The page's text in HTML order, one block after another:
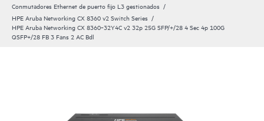
Conmutadores Ethernet de puerto fijo L3 gestionados
HPE Aruba Networking CX 8360 v2 Switch Series
HPE Aruba Networking CX 8360‑32Y4C v2 32p 25G SFP/+/28 4 Sec 4p 100G
QSFP+/28 FB 3 Fans 2 AC Bdl